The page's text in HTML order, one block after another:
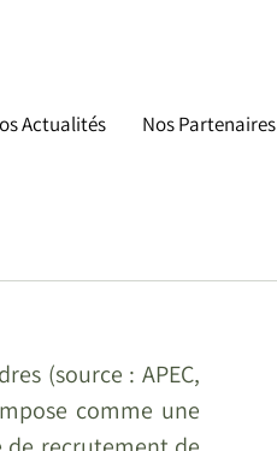
Actualités Nos Partenaires
(source : APEC,
comme une